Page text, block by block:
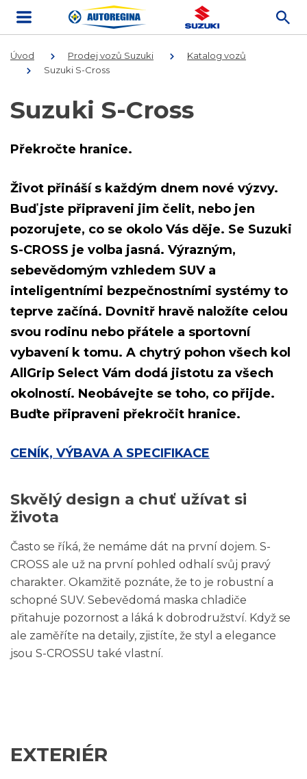
Úvod Prodej vozů Suzuki
Katalog vozů
Suzuki S-Cross
Suzuki S-Cross
Překročte hranice.
Život přináší s každým dnem nové výzvy.
Buď jste připraveni jim čelit, nebo jen
pozorujete, co se okolo Vás děje. Se Suzuki
S-CROSS je volba jasná. Výrazným,
sebevědomým vzhledem SUV a
inteligentními bezpečnostními systémy to
teprve začíná. Dovnitř hravě naložíte celou
svou rodinu nebo přátele a sportovní
vybavení k tomu. A chytrý pohon všech kol
AllGrip Select Vám dodá jistotu za všech
okolností. Neobávejte se toho, co přijde.
Buďte připraveni překročit hranice.
CENÍK, VÝBAVA A SPECIFIKACE
Skvělý design a chuť užívat si
života
Často se říká, že nemáme dát na první dojem. S-
CROSS ale už na první pohled odhalí svůj pravý
charakter. Okamžitě poznáte, že to je robustní a
schopné SUV. Sebevědomá maska chladiče
přitahuje pozornost a láká k dobrodružství. Když se
ale zaměříte na detaily, zjistíte, že styl a elegance
jsou S-CROSSU také vlastní.
EXTERIÉR